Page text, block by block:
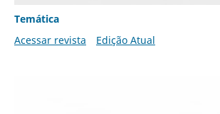
Temática
Acessar revista
Edição Atual